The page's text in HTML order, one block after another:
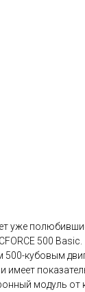
уже
500 Basic.
кубовым
модуль от